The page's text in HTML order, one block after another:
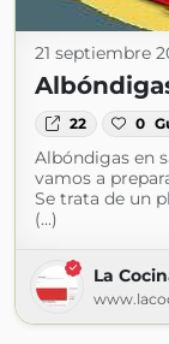
21 septiembre
22 0
Albóndigas en
vamos a
Se trata de un
(...)
La